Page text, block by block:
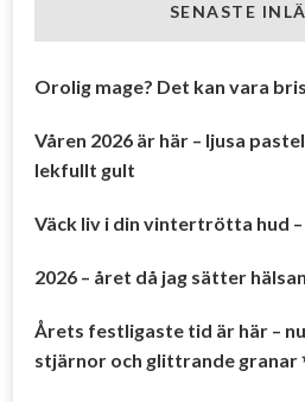
SENASTE
Orolig mage? Det kan vara
Våren 2026 är här – ljusa
lekfullt gult
Väck liv i din vintertrötta hud
2026 – året då jag sätter
Årets festligaste tid är här –
stjärnor och glittrande granar